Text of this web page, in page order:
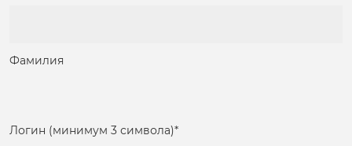
Фамилия
Логин (минимум 3 символа)*